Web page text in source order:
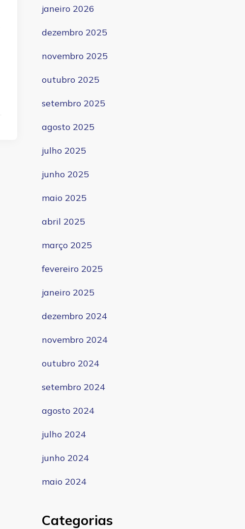
janeiro 2026
dezembro 2025
novembro 2025
outubro 2025
setembro 2025
agosto 2025
julho 2025
junho 2025
maio 2025
abril 2025
março 2025
fevereiro 2025
janeiro 2025
dezembro 2024
novembro 2024
outubro 2024
setembro 2024
agosto 2024
julho 2024
junho 2024
maio 2024
Categorias